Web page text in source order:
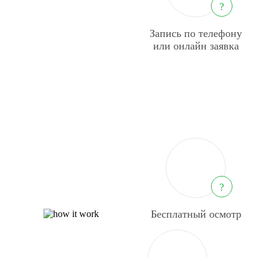
?
Запись по телефону
или онлайн заявка
?
Бесплатный осмотр